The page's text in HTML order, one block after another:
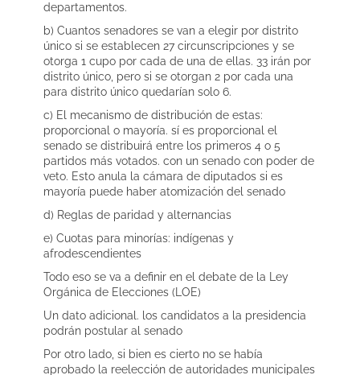
departamentos.
b) Cuantos senadores se van a elegir por distrito
único si se establecen 27 circunscripciones y se
otorga 1 cupo por cada de una de ellas. 33 irán por
distrito único, pero si se otorgan 2 por cada una
para distrito único quedarían solo 6.
c) El mecanismo de distribución de estas:
proporcional o mayoría. sí es proporcional el
senado se distribuirá entre los primeros 4 o 5
partidos más votados. con un senado con poder de
veto. Esto anula la cámara de diputados si es
mayoría puede haber atomización del senado
d) Reglas de paridad y alternancias
e) Cuotas para minorías: indígenas y
afrodescendientes
Todo eso se va a definir en el debate de la Ley
Orgánica de Elecciones (LOE)
Un dato adicional. los candidatos a la presidencia
podrán postular al senado
Por otro lado, si bien es cierto no se había
aprobado la reelección de autoridades municipales